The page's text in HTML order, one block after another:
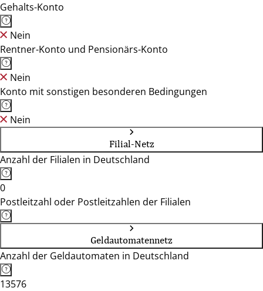
Gehalts-Konto
Nein
Rentner-Konto und Pensionärs-Konto
Nein
Konto mit sonstigen besonderen Bedingungen
Nein
Filial-Netz
Anzahl der Filialen in Deutschland
0
Postleitzahl oder Postleitzahlen der Filialen
Geldautomatennetz
Anzahl der Geldautomaten in Deutschland
13576